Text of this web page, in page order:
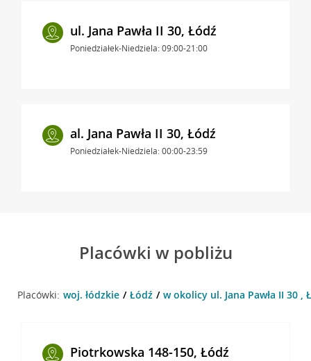
ul. Jana Pawła II 30, Łódź
Poniedziałek-Niedziela: 09:00-21:00
al. Jana Pawła II 30, Łódź
Poniedziałek-Niedziela: 00:00-23:59
Placówki w pobliżu
Placówki: woj. łódzkie Łódź w okolicy ul. Jana Pawła II 30 ,
Piotrkowska 148-150, Łódź